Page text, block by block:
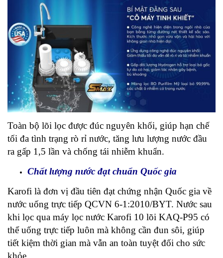
Toàn bộ lõi lọc được đúc nguyên khối, giúp hạn chế
tối đa tình trạng rò rỉ nước, tăng lưu lượng nước đầu
ra gấp 1,5 lần và chống tái nhiễm khuẩn.
Chất lượng nước đạt chuẩn Quốc gia
Karofi là đơn vị đầu tiên đạt chứng nhận Quốc gia về
nước uống trực tiếp QCVN 6-1:2010/BYT. Nước sau
khi lọc qua máy lọc nước Karofi 10 lõi KAQ-P95 có
thể uống trực tiếp luôn mà không cần đun sôi, giúp
tiết kiệm thời gian mà vẫn an toàn tuyệt đối cho sức
khỏe.